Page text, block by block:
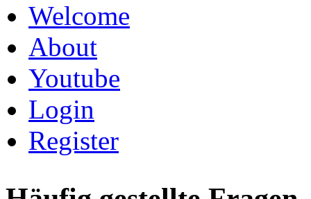
Welcome
About
Youtube
Login
Register